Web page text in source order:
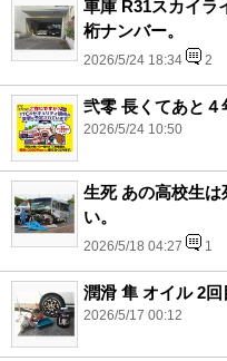
車庫 R31スカイラ
桁ナンバー。
2026/5/24 18:34 2
弐零 長くてあと
2026/5/24 10:50
生死 あの高校生
い。
2026/5/18 04:27 1
潤滑 隼 オイル 2回
2026/5/17 00:12